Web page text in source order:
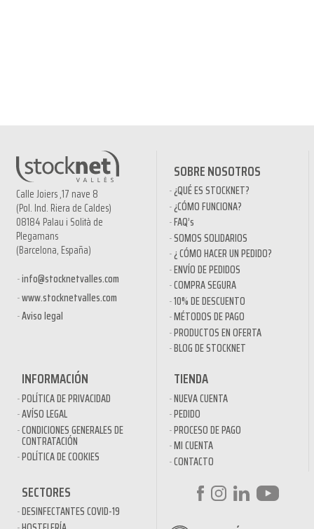
Calle Joiers ,17 nave 8
(Pol. Ind. Riera de Caldes)
08184 Palau i Solità de
Plegamans
(Barcelona, España)
info@stocknetvalles.com
www.stocknetvalles.com
Aviso legal
SOBRE NOSOTROS
¿QUÉ ES STOCKNET?
¿CÓMO FUNCIONA?
FAQ’s
SOMOS SOLIDARIOS
¿ CÓMO HACER UN PEDIDO?
ENVÍO DE PEDIDOS
COMPRA SEGURA
10% DE DESCUENTO
MÉTODOS DE PAGO
PRODUCTOS EN OFERTA
BLOG DE STOCKNET
INFORMACIÓN
POLÍTICA DE PRIVACIDAD
AVÍSO LEGAL
CONDICIONES GENERALES DE
CONTRATACIÓN
POLÍTICA DE COOKIES
TIENDA
NUEVA CUENTA
PEDIDO
PROCESO DE PAGO
MI CUENTA
CONTACTO
SECTORES
DESINFECTANTES COVID-19